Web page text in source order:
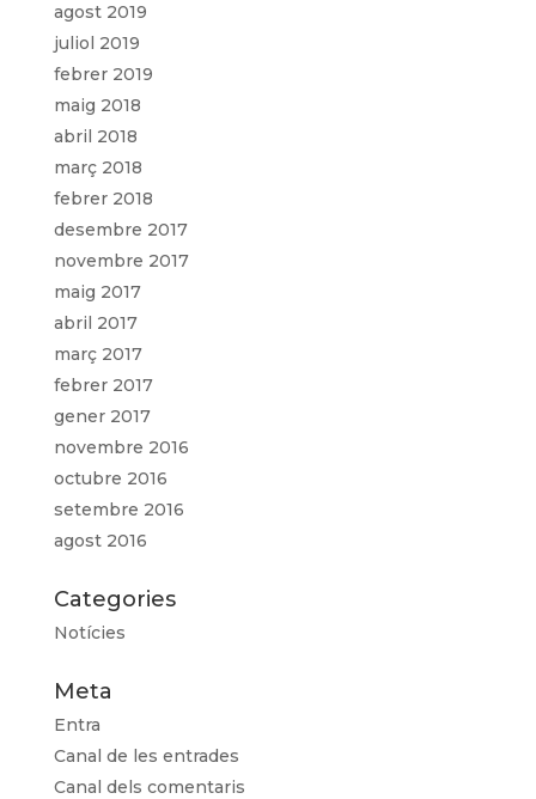
agost 2019
juliol 2019
febrer 2019
maig 2018
abril 2018
març 2018
febrer 2018
desembre 2017
novembre 2017
maig 2017
abril 2017
març 2017
febrer 2017
gener 2017
novembre 2016
octubre 2016
setembre 2016
agost 2016
Categories
Notícies
Meta
Entra
Canal de les entrades
Canal dels comentaris